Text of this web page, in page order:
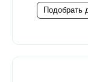
Подобрать